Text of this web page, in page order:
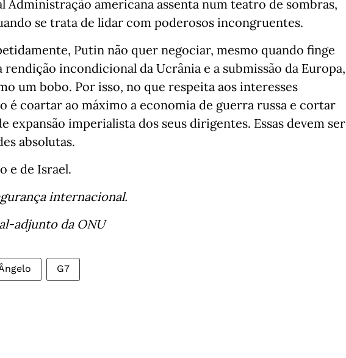
Administração americana assenta num teatro de sombras,
se trata de lidar com poderosos incongruentes.
Putin não quer negociar, mesmo quando finge
rendição incondicional da Ucrânia e a submissão da Europa,
um bobo. Por isso, no que respeita aos interesses
é coartar ao máximo a economia de guerra russa e cortar
expansão imperialista dos seus dirigentes. Essas devem ser
absolutas.
e de Israel.
internacional.
adjunto da ONU
G7